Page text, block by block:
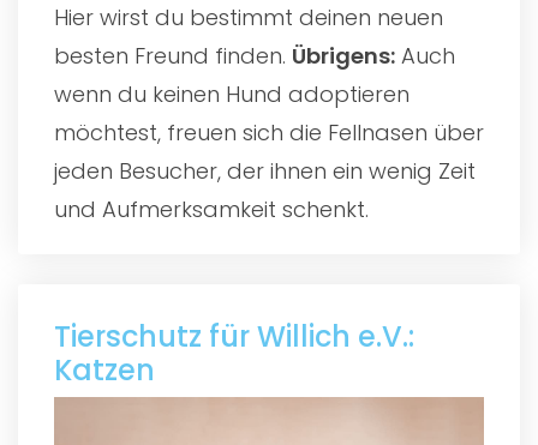
Hier wirst du bestimmt deinen neuen
besten Freund finden. Übrigens: Auch
wenn du keinen Hund adoptieren
möchtest, freuen sich die Fellnasen über
jeden Besucher, der ihnen ein wenig Zeit
und Aufmerksamkeit schenkt.
Tierschutz für Willich e.V.:
Katzen